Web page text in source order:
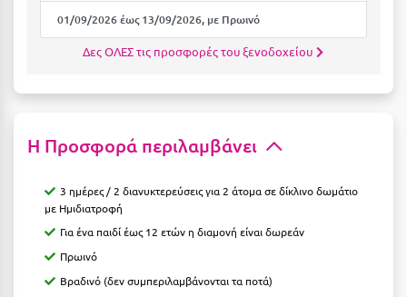
Κάρυστος
Κασσάνδρα
Κέα - Τζιά
Κερατέα
Κέρκυρα
01/09/2026 έως 13/09/2026, με Πρωινό
Δες ΟΛΕΣ τις προσφορές του ξενοδοχείου
Η Προσφορά περιλαμβάνει
3 ημέρες / 2 διανυκτερεύσεις για 2 άτομα σε δίκλινο δωμάτιο
με Ημιδιατροφή
Για ένα παιδί έως 12 ετών η διαμονή είναι δωρεάν
Πρωινό
Βραδινό (δεν συμπεριλαμβάνονται τα ποτά)